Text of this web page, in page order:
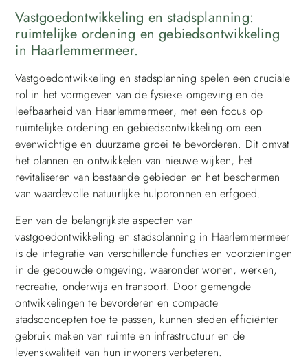
Vastgoedontwikkeling en stadsplanning:
ruimtelijke ordening en gebiedsontwikkeling
in Haarlemmermeer.
Vastgoedontwikkeling en stadsplanning spelen een cruciale
rol in het vormgeven van de fysieke omgeving en de
leefbaarheid van Haarlemmermeer, met een focus op
ruimtelijke ordening en gebiedsontwikkeling om een
evenwichtige en duurzame groei te bevorderen. Dit omvat
het plannen en ontwikkelen van nieuwe wijken, het
revitaliseren van bestaande gebieden en het beschermen
van waardevolle natuurlijke hulpbronnen en erfgoed.
Een van de belangrijkste aspecten van
vastgoedontwikkeling en stadsplanning in Haarlemmermeer
is de integratie van verschillende functies en voorzieningen
in de gebouwde omgeving, waaronder wonen, werken,
recreatie, onderwijs en transport. Door gemengde
ontwikkelingen te bevorderen en compacte
stadsconcepten toe te passen, kunnen steden efficiënter
gebruik maken van ruimte en infrastructuur en de
levenskwaliteit van hun inwoners verbeteren.